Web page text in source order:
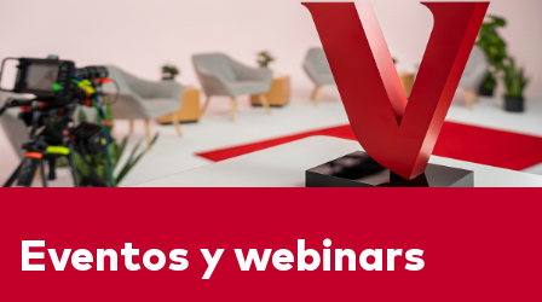
Eventos y webinars